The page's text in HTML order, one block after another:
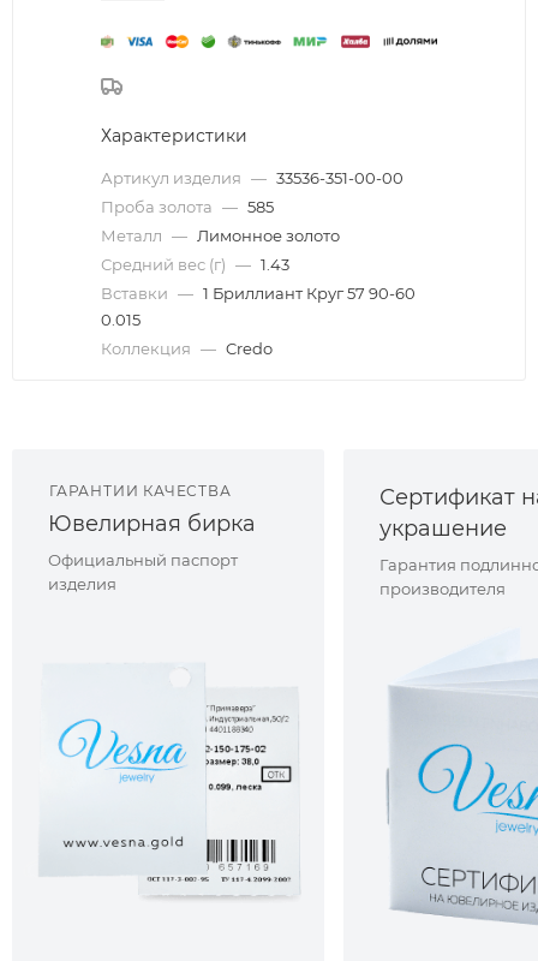
Характеристики
Артикул изделия — 33536-351-00-00
Проба золота — 585
Металл — Лимонное золото
Средний вес (г) — 1.43
Вставки — 1 Бриллиант Круг 57 90-60
0.015
Коллекция — Credo
ГАРАНТИИ КАЧЕСТВА
Ювелирная бирка
Официальный паспорт
изделия
Сертификат
украшение
Гарантия
производителя